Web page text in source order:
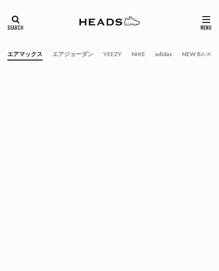
エアマックス エアジョーダン YEEZY NIKE adidas NEW